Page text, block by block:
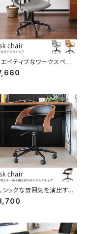
エイティブなワークスペー
ったりのスタイリッシュデ
ェア アーム付き グレー系
トオフィスチェア PCチェア
エイター椅子 在宅ワーク テ
ーク モダン インテリア
シックな雰囲気を演出する
れなデスクチェア 曲木を
たデザイン性の高い椅子